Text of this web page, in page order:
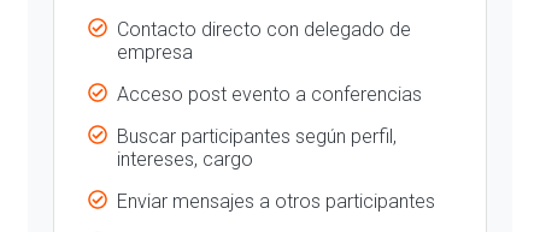
Contacto directo con delegado de
empresa
Acceso post evento a conferencias
Buscar participantes según perfil,
intereses, cargo
Enviar mensajes a otros participantes